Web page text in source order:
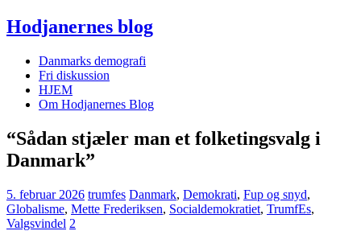
Hodjanernes blog
Danmarks demografi
Fri diskussion
HJEM
Om Hodjanernes Blog
“Sådan stjæler man et folketingsvalg i
Danmark”
5. februar 2026 trumfes Danmark, Demokrati, Fup og snyd,
Globalisme, Mette Frederiksen, Socialdemokratiet, TrumfEs,
Valgsvindel 2